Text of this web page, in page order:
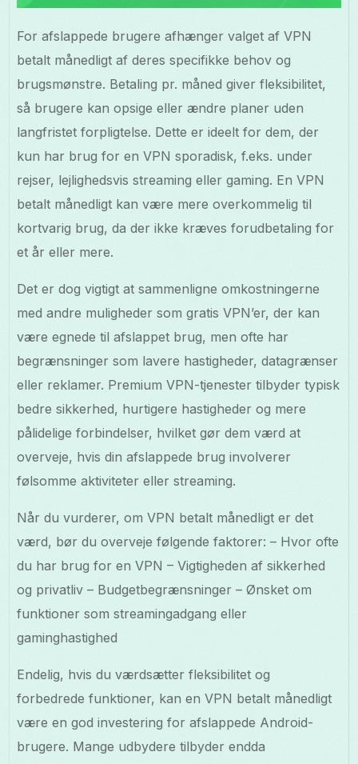
For afslappede brugere afhænger valget af VPN
betalt månedligt af deres specifikke behov og
brugsmønstre. Betaling pr. måned giver fleksibilitet,
så brugere kan opsige eller ændre planer uden
langfristet forpligtelse. Dette er ideelt for dem, der
kun har brug for en VPN sporadisk, f.eks. under
rejser, lejlighedsvis streaming eller gaming. En VPN
betalt månedligt kan være mere overkommelig til
kortvarig brug, da der ikke kræves forudbetaling for
et år eller mere.
Det er dog vigtigt at sammenligne omkostningerne
med andre muligheder som gratis VPN’er, der kan
være egnede til afslappet brug, men ofte har
begrænsninger som lavere hastigheder, datagrænser
eller reklamer. Premium VPN-tjenester tilbyder typisk
bedre sikkerhed, hurtigere hastigheder og mere
pålidelige forbindelser, hvilket gør dem værd at
overveje, hvis din afslappede brug involverer
følsomme aktiviteter eller streaming.
Når du vurderer, om VPN betalt månedligt er det
værd, bør du overveje følgende faktorer: – Hvor ofte
du har brug for en VPN – Vigtigheden af sikkerhed
og privatliv – Budgetbegrænsninger – Ønsket om
funktioner som streamingadgang eller
gaminghastighed
Endelig, hvis du værdsætter fleksibilitet og
forbedrede funktioner, kan en VPN betalt månedligt
være en god investering for afslappede Android-
brugere. Mange udbydere tilbyder endda